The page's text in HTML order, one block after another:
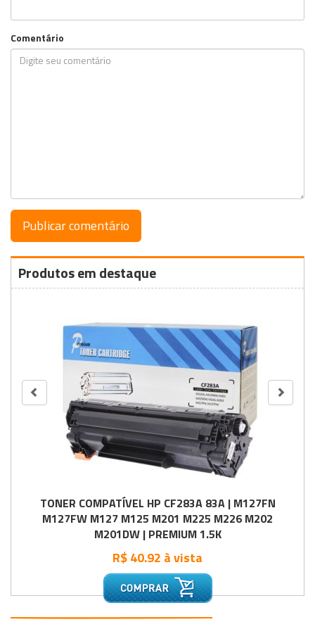
Comentário
Produtos em destaque
TONER COMPATÍVEL HP CF283A 83A | M127FN
M127FW M127 M125 M201 M225 M226 M202
M201DW | PREMIUM 1.5K
R$ 40.92 à vista
•••